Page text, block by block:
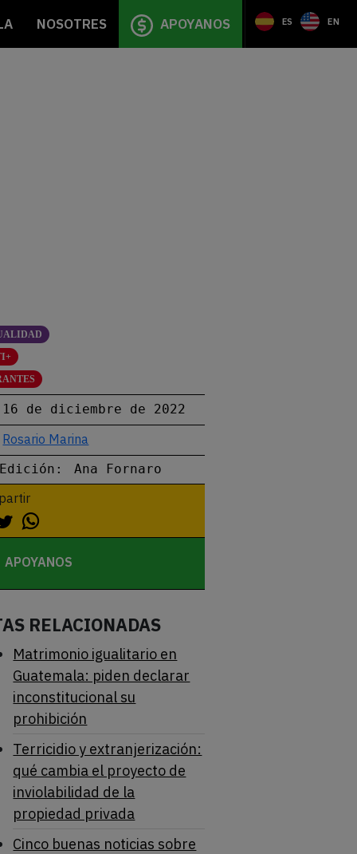
NOSOTRES APOYANOS ES EN
16 de diciembre de 2022
Rosario Marina
Edición: Ana Fornaro
APOYANOS
RELACIONADAS
Matrimonio igualitario en
Guatemala: piden declarar
inconstitucional su
prohibición
Terricidio y extranjerización:
qué cambia el proyecto de
inviolabilidad de la
propiedad privada
Cinco buenas noticias sobre